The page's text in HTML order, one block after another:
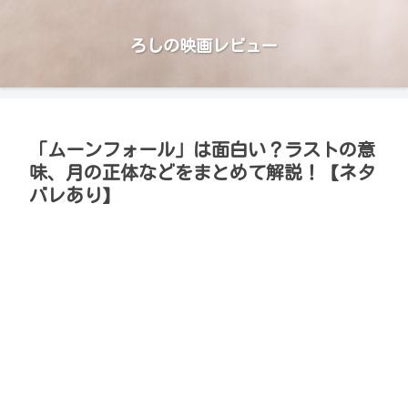
ろしの映画レビュー
「ムーンフォール」は面白い？ラストの意
味、月の正体などをまとめて解説！【ネタ
バレあり】